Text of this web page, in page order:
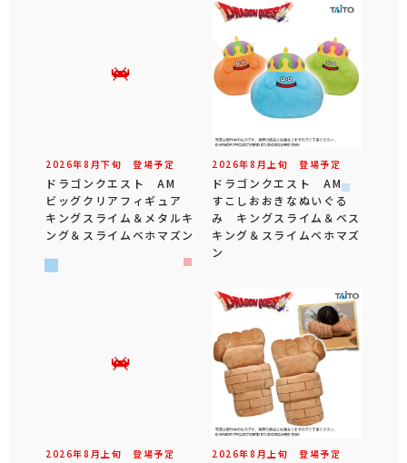
2026年8 月下旬 登場予定
ドラゴンクエスト AM
ビッグクリアフィギュア
キングスライム＆メタルキ
ング＆スライムベホマズン
2026年8 月 上旬 登場予定
ドラゴンクエスト AM
すこしおおきなぬいぐる
み キングスライム＆ベス
キング＆スライムベホマズ
ン
2026年8 月 上旬 登場予定 2026年8 月 上旬 登場予定